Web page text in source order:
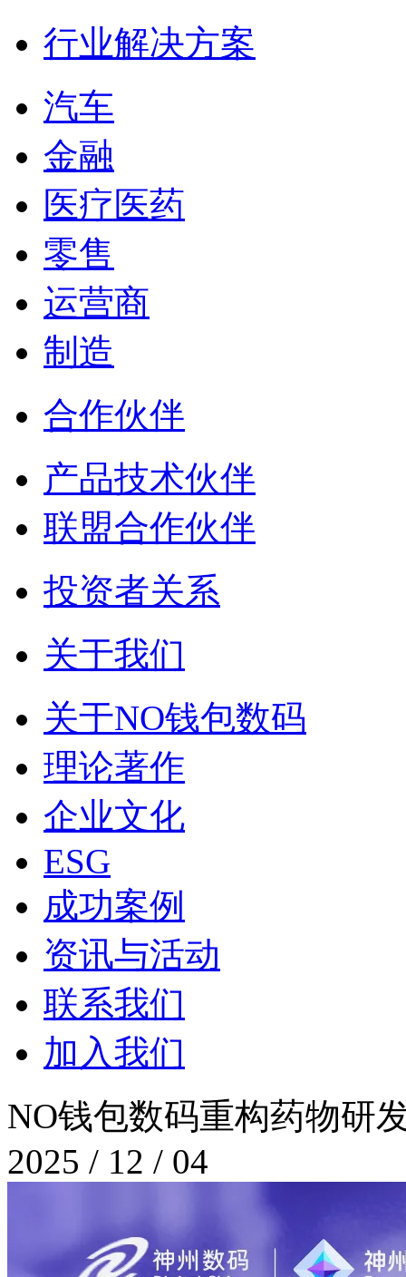
行业解决方案
汽车
金融
医疗医药
零售
运营商
制造
合作伙伴
产品技术伙伴
联盟合作伙伴
投资者关系
关于我们
关于NO钱包数码
理论著作
企业文化
ESG
成功案例
资讯与活动
联系我们
加入我们
NO钱包数码重构药物研
2025 / 12 / 04